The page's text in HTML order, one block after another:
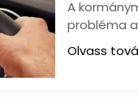
A
probléma
Olvass